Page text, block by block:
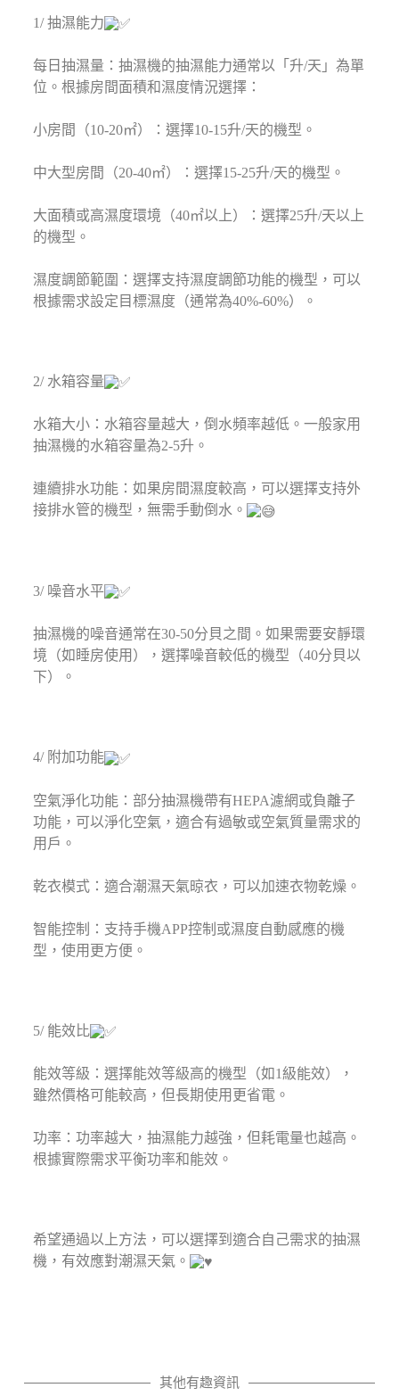
1/ 抽濕能力
每日抽濕量：抽濕機的抽濕能力通常以「升/天」為單
位。根據房間面積和濕度情況選擇：⁣
小房間（10-20㎡）：選擇10-15升/天的機型。⁣
中大型房間（20-40㎡）：選擇15-25升/天的機型。⁣
⁣大面積或高濕度環境（40㎡以上）：選擇25升/天以上
的機型。⁣
濕度調節範圍：選擇支持濕度調節功能的機型，可以
根據需求設定目標濕度（通常為40%-60%）。⁣
2/ 水箱容量
水箱大小：水箱容量越大，倒水頻率越低。一般家用
抽濕機的水箱容量為2-5升。⁣
連續排水功能：如果房間濕度較高，可以選擇支持外
接排水管的機型，無需手動倒水。
3/ 噪音水平
抽濕機的噪音通常在30-50分貝之間。如果需要安靜環
境（如睡房使用），選擇噪音較低的機型（40分貝以
下）。⁣
4/ 附加功能
空氣淨化功能：部分抽濕機帶有HEPA濾網或負離子
功能，可以淨化空氣，適合有過敏或空氣質量需求的
用戶。⁣
乾衣模式：適合潮濕天氣晾衣，可以加速衣物乾燥。⁣
智能控制：支持手機APP控制或濕度自動感應的機
型，使用更方便。⁣
5/ 能效比
能效等級：選擇能效等級高的機型（如1級能效），
雖然價格可能較高，但長期使用更省電。⁣
功率：功率越大，抽濕能力越強，但耗電量也越高。
根據實際需求平衡功率和能效。⁣
希望通過以上方法，可以選擇到適合自己需求的抽濕
機，有效應對潮濕天氣。
其他有趣資訊